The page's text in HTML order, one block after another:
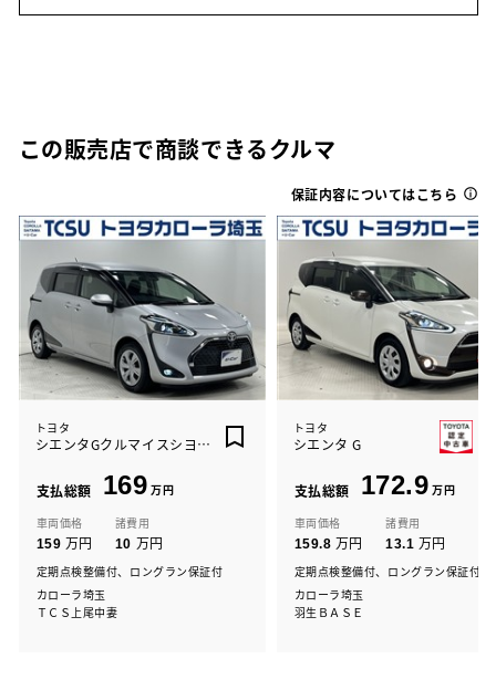
この販売店で商談できるクルマ
保証内容についてはこちら
トヨタ
シエンタGクルマイスシヨウシャ
支払総額 169 万円
車両価格
159 万円
諸費用
10 万円
定期点検整備付、ロングラン保証付
カローラ埼玉
ＴＣＳ上尾中妻
トヨタ
シエンタ G
支払総額 172.9 万円
車両価格
159.8 万円
諸費用
13.1 万円
定期点検整備付、ロングラン保証付
カローラ埼玉
羽生ＢＡＳＥ